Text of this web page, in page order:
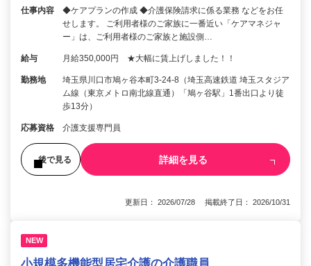
仕事内容
◆ケアプランの作成 ◆介護保険請求に係る業務 などをお任
せします。 ご利用者様のご家族に一番近い「ケアマネジャ
ー」は、ご利用者様のご家族と施設側…
給与 月給350,000円 ★大幅に賃上げしました！！
勤務地
埼玉県川口市鳩ヶ谷本町3-24-8（埼玉高速鉄道 埼玉スタジア
ム線（東京メトロ南北線直通）「鳩ヶ谷駅」1番出口より徒
歩13分）
応募資格 介護支援専門員
後で見る 詳細を見る
更新日： 2026/07/28 掲載終了日： 2026/10/31
NEW